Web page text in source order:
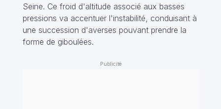
Seine. Ce froid d'altitude associé aux basses
pressions va accentuer l'instabilité, conduisant à
une succession d'averses pouvant prendre la
forme de giboulées.